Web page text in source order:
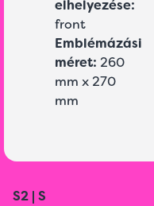
elhelyezése:
front
Emblémázási
méret: 260
mm x 270
mm
S2 | S